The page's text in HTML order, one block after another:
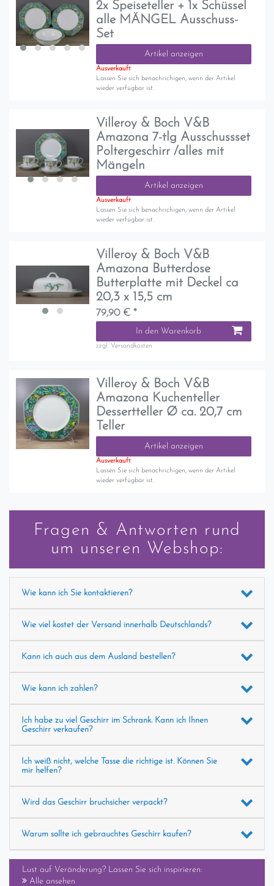
2x Speiseteller + 1x Schüssel
alle MÄNGEL Ausschuss-
Set
Artikel anzeigen
Ausverkauft
Lassen Sie sich benachrichigen, wenn der Artikel
wieder verfügbar ist.
Villeroy & Boch V&B
Amazona 7-tlg Ausschussset
Poltergeschirr /alles mit
Mängeln
Artikel anzeigen
Ausverkauft
Lassen Sie sich benachrichigen, wenn der Artikel
wieder verfügbar ist.
Villeroy & Boch V&B
Amazona Butterdose
Butterplatte mit Deckel ca
20,3 x 15,5 cm
79,90 € *
In den Warenkorb
zzgl. Versandkosten
Villeroy & Boch V&B
Amazona Kuchenteller
Dessertteller Ø ca. 20,7 cm
Teller
Artikel anzeigen
Ausverkauft
Lassen Sie sich benachrichigen, wenn der Artikel
wieder verfügbar ist.
Fragen & Antworten rund
um unseren Webshop:
Wie kann ich Sie kontaktieren?
Wie viel kostet der Versand innerhalb Deutschlands?
Kann ich auch aus dem Ausland bestellen?
Wie kann ich zahlen?
Ich habe zu viel Geschirr im Schrank. Kann ich Ihnen
Geschirr verkaufen?
Ich weiß nicht, welche Tasse die richtige ist. Können Sie
mir helfen?
Wird das Geschirr bruchsicher verpackt?
Warum sollte ich gebrauchtes Geschirr kaufen?
Lust auf Veränderung? Lassen Sie sich inspirieren:
Alle ansehen